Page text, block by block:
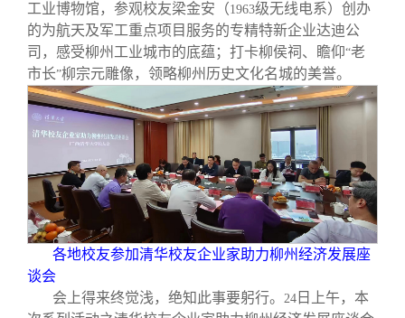
工业博物馆，参观校友梁金安（1963级无线电系）创办
的为航天及军工重点项目服务的专精特新企业达迪公
司，感受柳州工业城市的底蕴；打卡柳侯祠、瞻仰“老
市长”柳宗元雕像，领略柳州历史文化名城的美誉。
各地校友参加清华校友企业家助力柳州经济发展座
谈会
会上得来终觉浅，绝知此事要躬行。
24 日上午，本